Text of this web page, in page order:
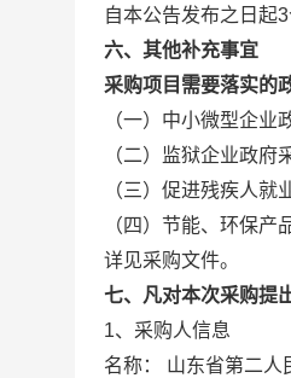
自本公告发布之日起3
六、其他补充事宜
采购项目需要落实的
（一）中小微型企业
（二）监狱企业政府
（三）促进残疾人就
（四）节能、环保产
详见采购文件。
七、凡对本次采购提
1、 采购人信息
名称： 山东省第二人